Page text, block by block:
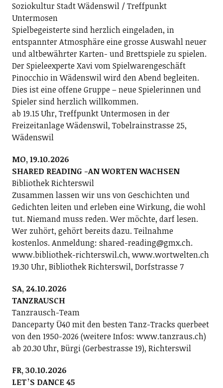
Soziokultur Stadt Wädenswil / Treffpunkt
Untermosen
Spielbegeisterte sind herzlich eingeladen, in
entspannter Atmosphäre eine grosse Auswahl neuer
und altbewährter Karten- und Brettspiele zu spielen.
Der Spieleexperte Xavi vom Spielwarengeschäft
Pinocchio in Wädenswil wird den Abend begleiten.
Dies ist eine offene Gruppe – neue Spielerinnen und
Spieler sind herzlich willkommen.
ab 19.15 Uhr, Treffpunkt Untermosen in der
Freizeitanlage Wädenswil, Tobelrainstrasse 25,
Wädenswil
MO, 19.10.2026
SHARED READING -AN WORTEN WACHSEN
Bibliothek Richterswil
Zusammen lassen wir uns von Geschichten und
Gedichten leiten und erleben eine Wirkung, die wohl
tut. Niemand muss reden. Wer möchte, darf lesen.
Wer zuhört, gehört bereits dazu. Teilnahme
kostenlos. Anmeldung: shared-reading@gmx.ch.
www.bibliothek-richterswil.ch, www.wortwelten.ch
19.30 Uhr, Bibliothek Richterswil, Dorfstrasse 7
SA, 24.10.2026
TANZRAUSCH
Tanzrausch-Team
Danceparty Ü40 mit den besten Tanz-Tracks querbeet
von den 1950-2026 (weitere Infos: www.tanzraus.ch)
ab 20.30 Uhr, Bürgi (Gerbestrasse 19), Richterswil
FR, 30.10.2026
LETʼS DANCE 45